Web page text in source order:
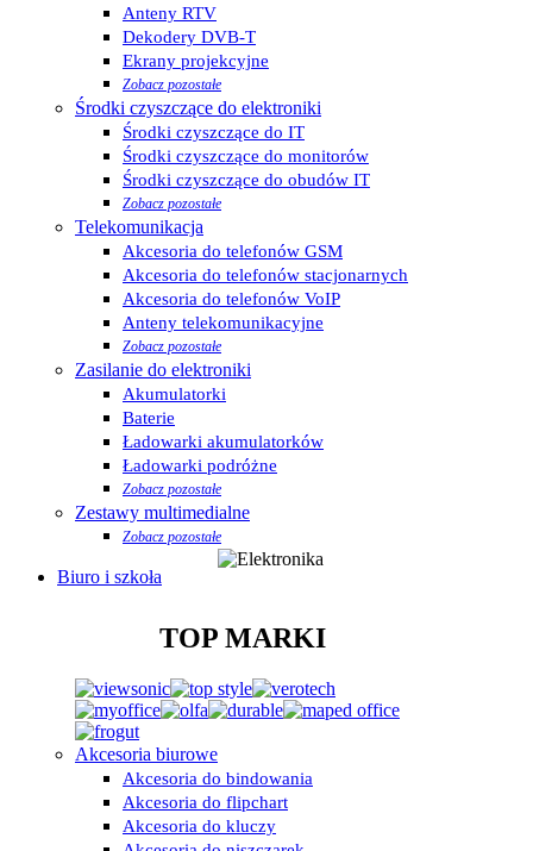
Anteny RTV
Dekodery DVB-T
Ekrany projekcyjne
Zobacz pozostałe
Środki czyszczące do elektroniki
Środki czyszczące do IT
Środki czyszczące do monitorów
Środki czyszczące do obudów IT
Zobacz pozostałe
Telekomunikacja
Akcesoria do telefonów GSM
Akcesoria do telefonów stacjonarnych
Akcesoria do telefonów VoIP
Anteny telekomunikacyjne
Zobacz pozostałe
Zasilanie do elektroniki
Akumulatorki
Baterie
Ładowarki akumulatorków
Ładowarki podróżne
Zobacz pozostałe
Zestawy multimedialne
Zobacz pozostałe
Biuro i szkoła
TOP MARKI
Akcesoria biurowe
Akcesoria do bindowania
Akcesoria do flipchart
Akcesoria do kluczy